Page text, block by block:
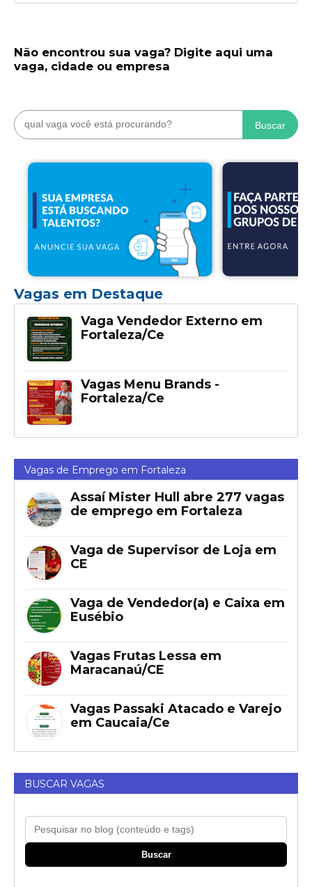
Não encontrou sua vaga? Digite aqui uma
vaga, cidade ou empresa
Buscar
Vagas em Destaque
Vaga Vendedor Externo em
Fortaleza/Ce
Vagas Menu Brands -
Fortaleza/Ce
Vagas de Emprego em Fortaleza
Assaí Mister Hull abre 277 vagas
de emprego em Fortaleza
Vaga de Supervisor de Loja em
CE
Vaga de Vendedor(a) e Caixa em
Eusébio
Vagas Frutas Lessa em
Maracanaú/CE
Vagas Passaki Atacado e Varejo
em Caucaia/Ce
BUSCAR VAGAS
Buscar